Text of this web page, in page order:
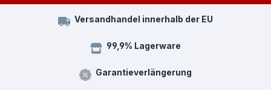
Versandhandel innerhalb der EU
99,9% Lagerware
Garantieverlängerung